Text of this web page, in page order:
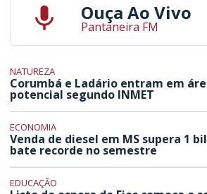
Ouça Ao Vivo
Pantaneira FM
NATUREZA
Corumbá e Ladário entram em
potencial segundo INMET
ECONOMIA
Venda de diesel em MS supera 1
bate recorde no semestre
EDUCAÇÃO